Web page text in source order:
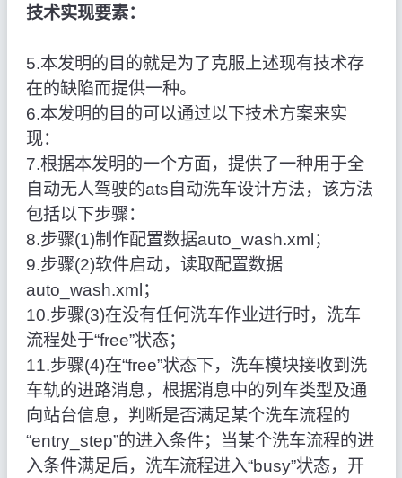
技术实现要素：
5.本发明的目的就是为了克服上述现有技术存
在的缺陷而提供一种。
6.本发明的目的可以通过以下技术方案来实
现：
7.根据本发明的一个方面，提供了一种用于全
自动无人驾驶的ats自动洗车设计方法，该方法
包括以下步骤：
8.步骤(1)制作配置数据auto_wash.xml；
9.步骤(2)软件启动，读取配置数据
auto_wash.xml；
10.步骤(3)在没有任何洗车作业进行时，洗车
流程处于“free”状态；
11.步骤(4)在“free”状态下，洗车模块接收到洗
车轨的进路消息，根据消息中的列车类型及通
向站台信息，判断是否满足某个洗车流程的
“entry_step”的进入条件；当某个洗车流程的进
入条件满足后，洗车流程进入“busy”状态，开